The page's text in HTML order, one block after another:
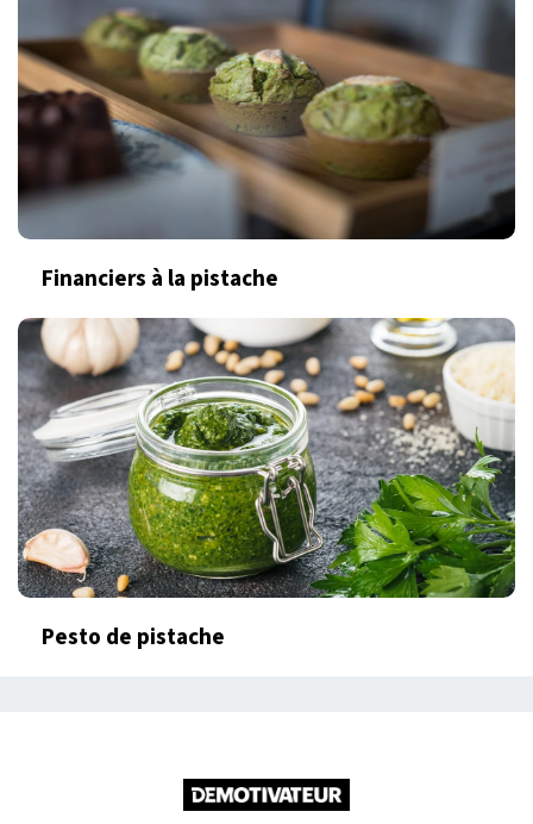
Financiers à la pistache
Pesto de pistache